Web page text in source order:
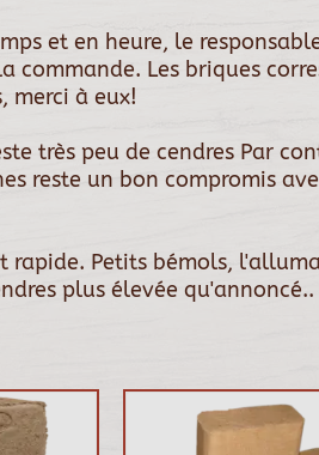
et en heure, le
Les briques
merci à eux!
très peu de cendres Par
reste un bon compromis
Petits bémols,
plus élevée qu'annoncé..